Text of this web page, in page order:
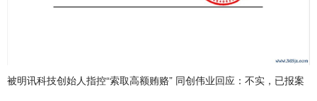
被明讯科技创始人指控“索取高额贿赂” 同创伟业回应：不实，已报案